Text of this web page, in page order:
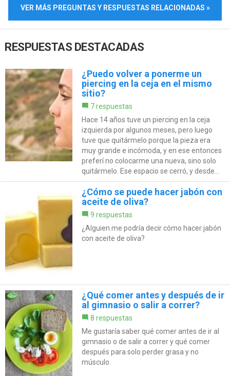
VER MÁS PREGUNTAS Y RESPUESTAS RELACIONADAS »
RESPUESTAS DESTACADAS
¿Puedo volver a ponerme un
piercing en la ceja en el mismo
sitio?
7 respuestas
Hace 14 años tuve un piercing en la ceja
izquierda por algunos meses, pero luego
tuve que quitármelo porque la pieza era
muy grande e incómoda, y en ese entonces
preferí no colocarme una nueva, sino solo
quitármelo. Ese espacio se cerró, y desde...
¿Cómo se puede hacer jabón con
aceite de oliva?
9 respuestas
¿Alguien me podría decir cómo hacer jabón
con aceite de oliva?
¿Qué comer antes y después de ir
al gimnasio o salir a correr?
8 respuestas
Me gustaría saber qué comer antes de ir al
gimnasio o de salir a correr y qué comer
después para solo perder grasa y no
músculo.